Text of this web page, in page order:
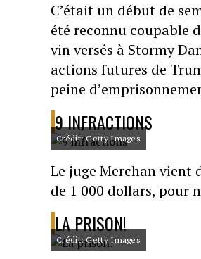
C’était un début de
été reconnu coupable
vin versés à Stormy
actions futures de
peine
9 INFRACTIONS
Crédit: Getty Images
Le juge Merchan vient
de 1 000 dollars, pour
LA PRISON!
Crédit: Getty Images